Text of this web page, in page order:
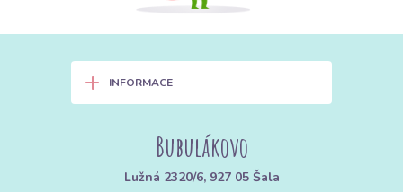
+ INFORMACE
Bubulákovo
Lužná 2320/6, 927 05 Šala